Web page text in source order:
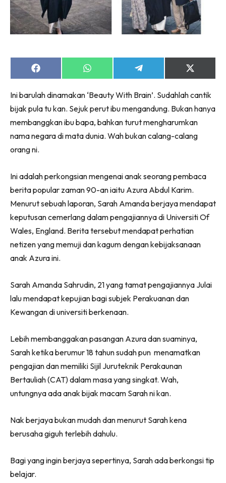
Share
on
Share
on
Share
on
Share
on
(Twitter)
Ini barulah dinamakan ‘Beauty With Brain’. Sudahlah cantik
bijak pula tu kan. Sejuk perut ibu mengandung. Bukan hanya
membanggkan ibu bapa, bahkan turut mengharumkan
nama negara di mata dunia. Wah bukan calang-calang
orang ni.
Ini adalah perkongsian mengenai anak seorang pembaca
berita popular zaman 90-an iaitu Azura Abdul Karim.
Menurut sebuah laporan, Sarah Amanda berjaya mendapat
keputusan cemerlang dalam pengajiannya di Universiti Of
Wales, England. Berita tersebut mendapat perhatian
netizen yang memuji dan kagum dengan kebijaksanaan
anak Azura ini.
Sarah Amanda Sahrudin, 21 yang tamat pengajiannya Julai
lalu mendapat kepujian bagi subjek Perakuanan dan
Kewangan di universiti berkenaan.
Lebih membanggakan pasangan Azura dan suaminya,
Sarah ketika berumur 18 tahun sudah pun menamatkan
pengajian dan memiliki Sijil Juruteknik Perakaunan
Bertauliah (CAT) dalam masa yang singkat. Wah,
untungnya ada anak bijak macam Sarah ni kan.
Nak berjaya bukan mudah dan menurut Sarah kena
berusaha giguh terlebih dahulu.
Bagi yang ingin berjaya sepertinya, Sarah ada berkongsi tip
belajar.